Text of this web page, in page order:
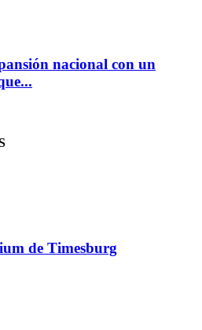
nacional con un
de Timesburg